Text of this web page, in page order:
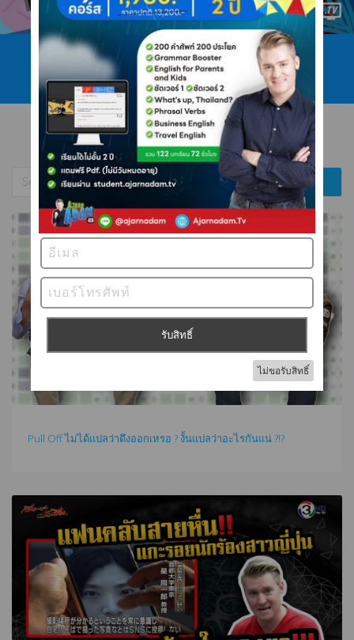
โทร 089 422 4546
ไลน์ @ajarnadam
Pull Off ไม่ได้แปลว่าดึงออกเหรอ ? งั้นแปลว่าอะไรกันแน่ ?!?